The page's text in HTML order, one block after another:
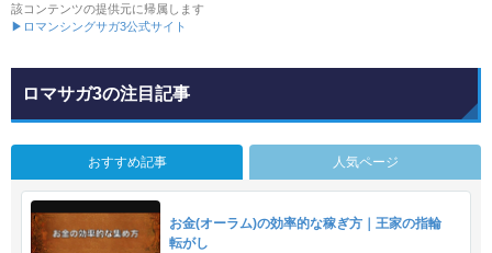
該コンテンツの提供元に帰属します
▶ロマンシングサガ3公式サイト
ロマサガ3の注目記事
おすすめ記事 人気ページ
お金(オーラム)の効率的な稼ぎ方｜王家の指輪
転がし